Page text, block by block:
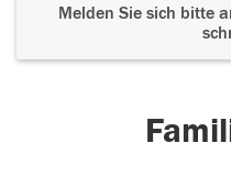
Melden Sie sich bitte